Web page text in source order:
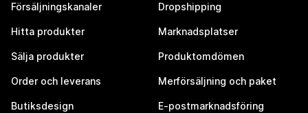
Försäljningskanaler
Hitta produkter
Sälja produkter
Order och leverans
Butiksdesign
Dropshipping
Marknadsplatser
Produktomdömen
Merförsäljning och paket
E-postmarknadsföring